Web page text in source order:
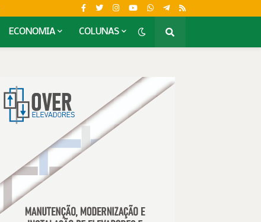
ECONOMIA COLUNAS